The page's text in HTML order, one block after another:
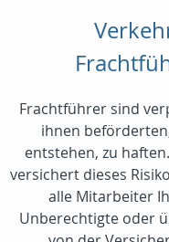
Frachtführer sind
ihnen
entstehen, zu
versichert dieses
alle Mitarbeiter
Unberechtigte oder